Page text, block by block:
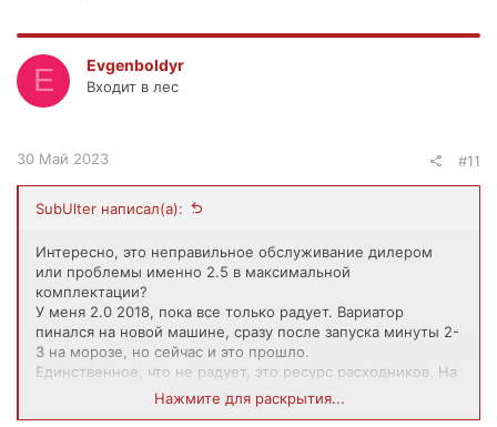
E Evgenboldyr
Входит в лес
30 Май 2023 #11
SubUlter написал(а):
Интересно, это неправильное обслуживание дилером
или проблемы именно 2.5 в максимальной
комплектации?
У меня 2.0 2018, пока все только радует. Вариатор
пинался на новой машине, сразу после запуска минуты 2-
3 на морозе, но сейчас и это прошло.
Единственное, что не радует, это ресурс расходников. На
50 тыщ уже поменял: передние колодки и диски, масло в
вариаторе. Хотя возможно это развод от официалов.
Нажмите для раскрытия...